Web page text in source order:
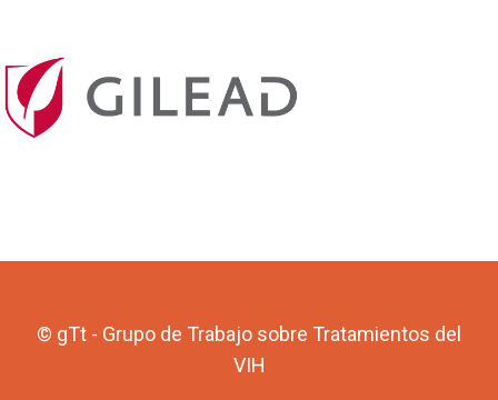
© gTt - Grupo de Trabajo sobre Tratamientos del
VIH